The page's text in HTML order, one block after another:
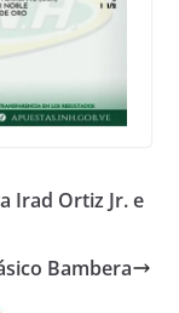
Irad Ortiz Jr. e
Bambera